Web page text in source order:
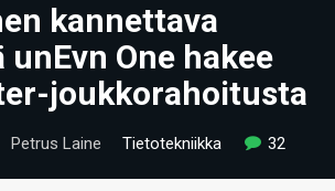
kannettava
unEvn One hakee
joukkorahoitusta
Petrus Laine Tietotekniikka 32